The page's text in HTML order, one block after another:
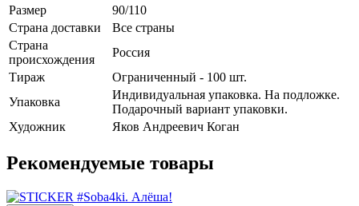
Размер
90/110
Страна доставки
Все страны
Страна
происхождения
Россия
Тираж
Ограниченный - 100 шт.
Упаковка
Индивидуальная упаковка. На подложке.
Подарочный вариант упаковки.
Художник
Яков Андреевич Коган
Рекомендуемые товары